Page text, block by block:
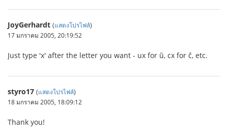
JoyGerhardt (แสดงโปรไฟล์)
17 มกราคม 2005, 20:19:52
Just type 'x' after the letter you want - ux for ŭ, cx for ĉ, etc.
styro17 (แสดงโปรไฟล์)
18 มกราคม 2005, 18:09:12
Thank you!